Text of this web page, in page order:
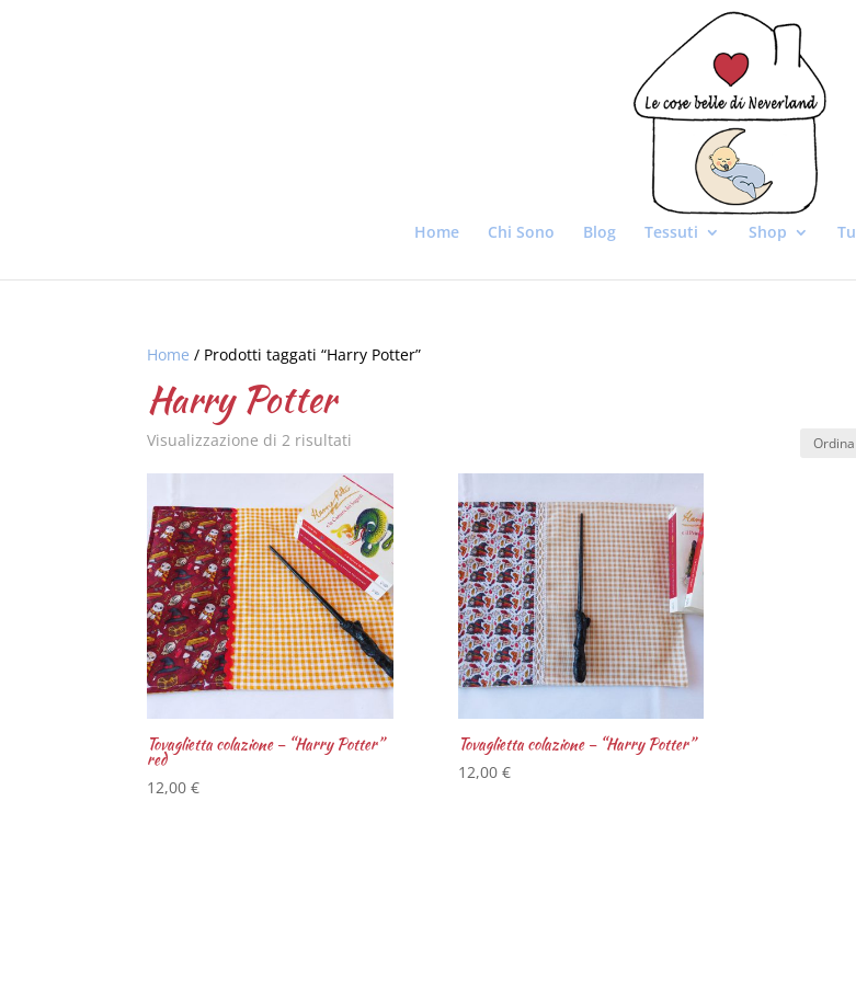
Home Chi Sono Blog Tessuti Shop
Home / Prodotti taggati “Harry Potter”
Harry Potter
Visualizzazione di 2 risultati
Tovaglietta colazione – “Harry Potter”
red
12,00€
Tovaglietta colazione – “Harry Potter”
12,00 €